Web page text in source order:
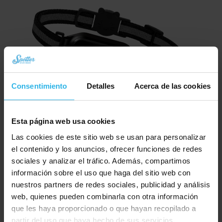
Consentimiento Detalles Acerca de las cookies
Esta página web usa cookies
Las cookies de este sitio web se usan para personalizar
el contenido y los anuncios, ofrecer funciones de redes
sociales y analizar el tráfico. Además, compartimos
información sobre el uso que haga del sitio web con
nuestros partners de redes sociales, publicidad y análisis
web, quienes pueden combinarla con otra información
que les haya proporcionado o que hayan recopilado a
partir del uso que haya hecho de sus servicios.
89,95
El
precio
original
era:
€ 89,95.
79,94
precio
actual
es:
€ 79,94.
Pedir ahora